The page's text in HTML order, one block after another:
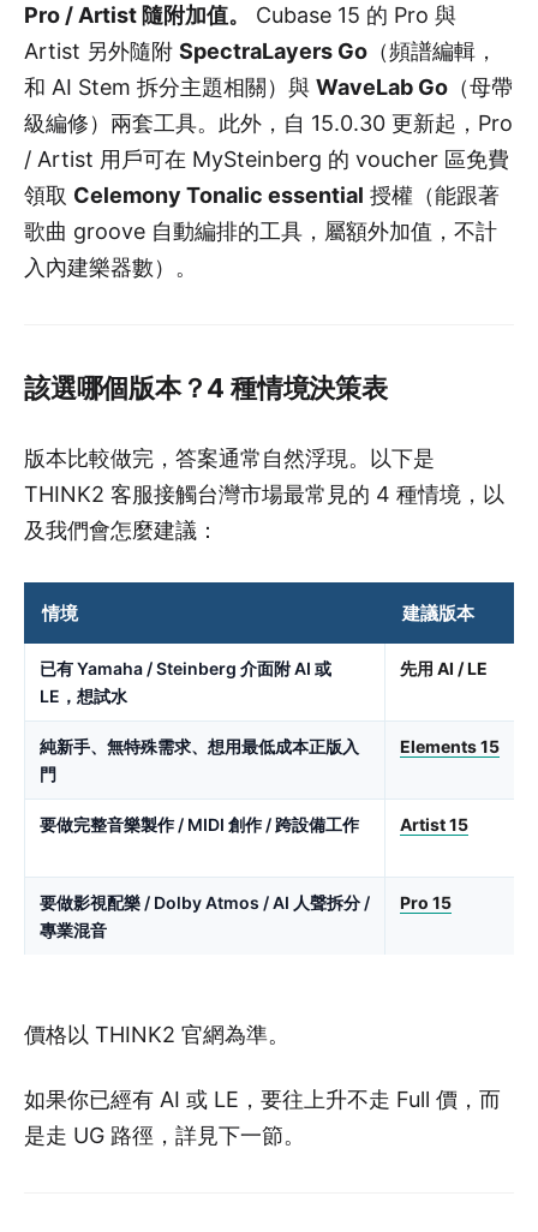
Pro / Artist 隨附加值。
Cubase 15 的 Pro 與
Artist 另外隨附 SpectraLayers Go （頻譜編輯，
和 AI Stem 拆分主題相關）與 WaveLab Go （母帶
級編修）兩套工具。此外，自 15.0.30 更新起，Pro
/ Artist 用戶可在 MySteinberg 的 voucher 區免費
領取 Celemony Tonalic essential 授權（能跟著
歌曲 groove 自動編排的工具，屬額外加值，不計
入內建樂器數）。
該選哪個版本？4 種情境決策表
版本比較做完，答案通常自然浮現。以下是
THINK2 客服接觸台灣市場最常見的 4 種情境，以
及我們會怎麼建議：
情境 建議版本
已有 Yamaha / Steinberg 介面附 AI 或
LE，想試水
先用 AI / LE
純新手、無特殊需求、想用最低成本正版入
門
Elements 15
要做完整音樂製作 / MIDI 創作 / 跨設備工作 Artist 15
要做影視配樂 / Dolby Atmos / AI 人聲拆分 /
專業混音
Pro 15
價格以 THINK2 官網為準。
如果你已經有 AI 或 LE，要往上升不走 Full 價，而
是走 UG 路徑，詳見下一節。